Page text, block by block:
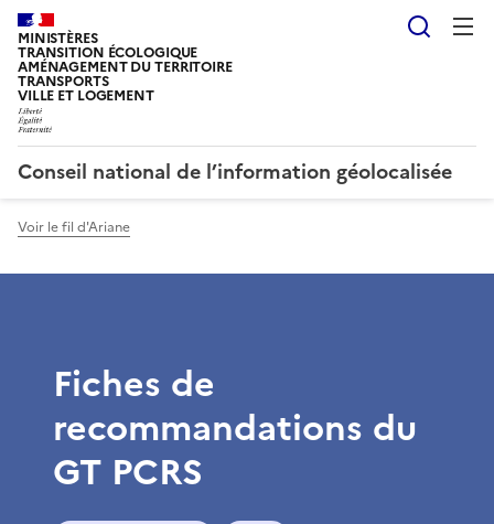
MINISTÈRES
TRANSITION ÉCOLOGIQUE
AMÉNAGEMENT DU TERRITOIRE
TRANSPORTS
VILLE ET LOGEMENT
Conseil national de l’information géolocalisée
Voir le fil d'Ariane
Fiches de
recommandations du
GT PCRS